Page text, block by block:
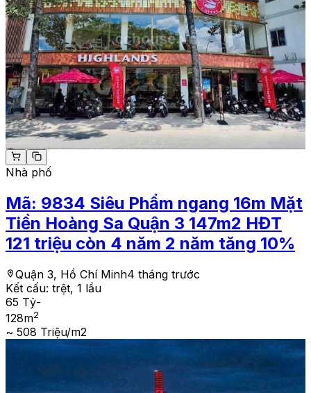
Nhà phố
Mã: 9834 Siêu Phẩm ngang 16m Mặt
Tiền Hoàng Sa Quận 3 147m2 HĐT
121 triệu còn 4 năm 2 năm tăng 10%
Quận 3, Hồ Chí Minh4 tháng trước
Kết cấu: trệt, 1 lầu
65 Tỷ-
128m2
~ 508 Triệu/m2